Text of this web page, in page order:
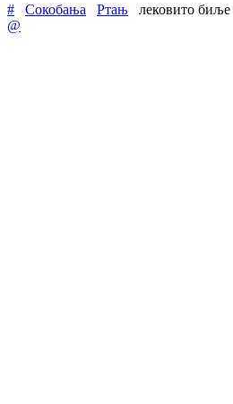
# Сокобања Ртањ лековито биље
@